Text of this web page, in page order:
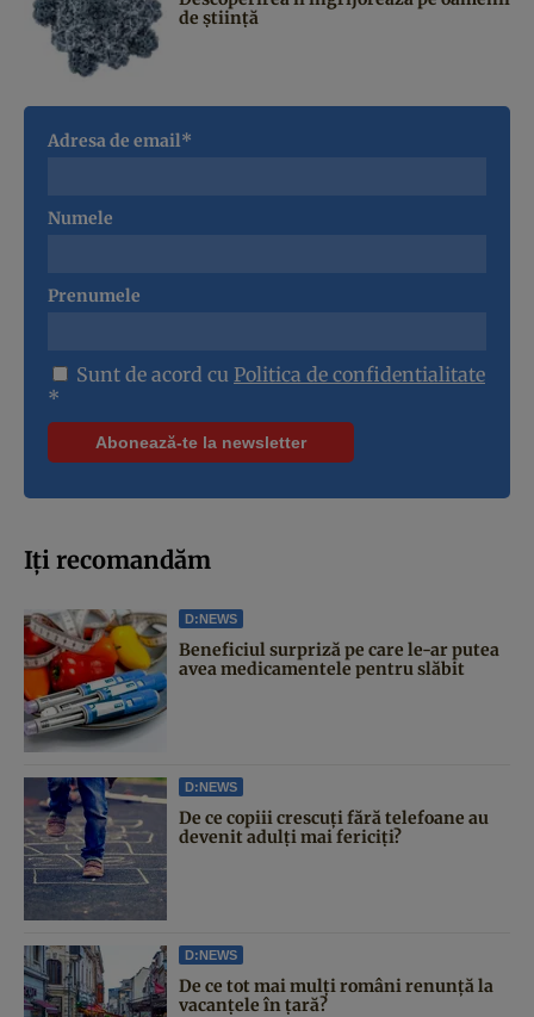
de știință
Adresa de email*
Numele
Prenumele
Sunt de acord cu Politica de confidentialitate
*
Iți recomandăm
D:NEWS
Beneficiul surpriză pe care le-ar putea
avea medicamentele pentru slăbit
D:NEWS
De ce copiii crescuți fără telefoane au
devenit adulți mai fericiți?
D:NEWS
De ce tot mai mulți români renunță la
vacanțele în țară?